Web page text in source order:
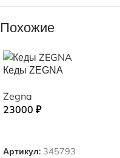
Похожие
Кеды ZEGNA
Zegna
23000 ₽
Артикул: 345793